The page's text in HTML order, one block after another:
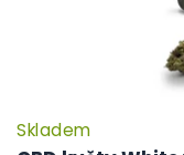
Skladem